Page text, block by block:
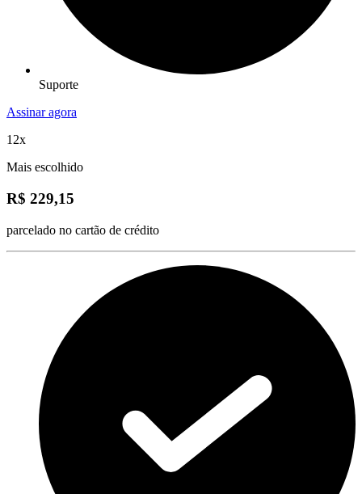
Suporte
Assinar agora
12x
Mais escolhido
R$ 229,15
parcelado no cartão de crédito